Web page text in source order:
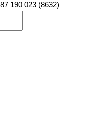
190 023 (8632)